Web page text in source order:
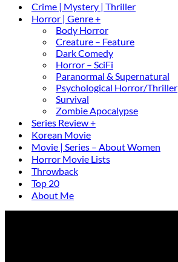
Crime | Mystery | Thriller
Horror | Genre +
Body Horror
Creature – Feature
Dark Comedy
Horror – SciFi
Paranormal & Supernatural
Psychological Horror/Thriller
Survival
Zombie Apocalypse
Series Review +
Korean Movie
Movie | Series – About Women
Horror Movie Lists
Throwback
Top 20
About Me